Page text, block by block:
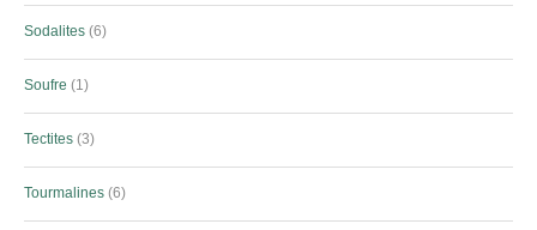
Sodalites 6
Soufre 1
Tectites 3
Tourmalines 6